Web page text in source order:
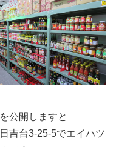
公開しますと
吉台3-25-5でエイハツ